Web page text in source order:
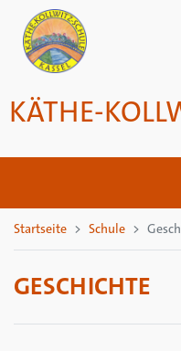
KÄTHE-
Startseite Schule
GESCHICHTE